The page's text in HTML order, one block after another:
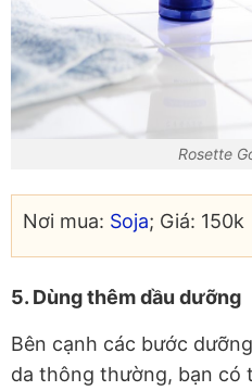
Rosette
Nơi mua: Soja; Giá: 150k
5. Dùng thêm dầu dưỡng
Bên cạnh các bước dưỡng
da thông thường, bạn có